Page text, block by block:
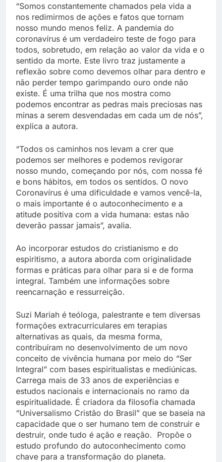
“Somos constantemente chamados pela vida a
nos redimirmos de ações e fatos que tornam
nosso mundo menos feliz. A pandemia do
coronavírus é um verdadeiro teste de fogo para
todos, sobretudo, em relação ao valor da vida e o
sentido da morte. Este livro traz justamente a
reflexão sobre como devemos olhar para dentro e
não perder tempo garimpando ouro onde não
existe. É uma trilha que nos mostra como
podemos encontrar as pedras mais preciosas nas
minas a serem desvendadas em cada um de nós”,
explica a autora.
“Todos os caminhos nos levam a crer que
podemos ser melhores e podemos revigorar
nosso mundo, começando por nós, com nossa fé
e bons hábitos, em todos os sentidos. O novo
Coronavírus é uma dificuldade e vamos vencê-la,
o mais importante é o autoconhecimento e a
atitude positiva com a vida humana: estas não
deverão passar jamais”, avalia.
Ao incorporar estudos do cristianismo e do
espiritismo, a autora aborda com originalidade
formas e práticas para olhar para si e de forma
integral. Também une informações sobre
reencarnação e ressurreição.
Suzi Mariah é teóloga, palestrante e tem diversas
formações extracurriculares em terapias
alternativas as quais, da mesma forma,
contribuíram no desenvolvimento de um novo
conceito de vivência humana por meio do “Ser
Integral” com bases espiritualistas e mediúnicas.
Carrega mais de 33 anos de experiências e
estudos nacionais e internacionais no ramo da
espiritualidade. É criadora da filosofia chamada
“Universalismo Cristão do Brasil” que se baseia na
capacidade que o ser humano tem de construir e
destruir, onde tudo é ação e reação. Propõe o
estudo profundo do autoconhecimento como
chave para a transformação do planeta.